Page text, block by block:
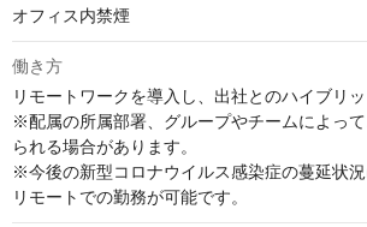
オフィス内禁煙
働き方
リモートワークを導入し、出社とのハイブリッ
※配属の所属部署、グループやチームによっ
られる場合があります。
※今後の新型コロナウイルス感染症の蔓延状
リモートでの勤務が可能です。